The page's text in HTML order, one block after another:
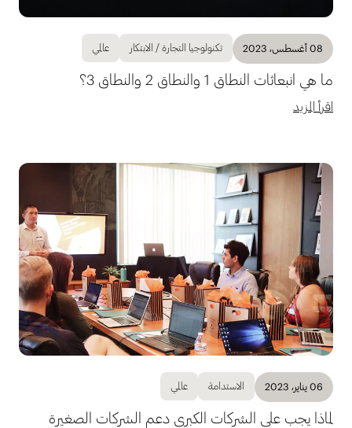
08 أغسطس، 2023 تكنولوجيا التجارة / الابتكار عالمي
ما هي انبعاثات النطاق 1 والنطاق 2 والنطاق 3؟
اقرأ المزيد
06 يناير، 2023 الاستدامة عالمي
لماذا يجب على الشركات الكبرى دعم الشركات الصغيرة